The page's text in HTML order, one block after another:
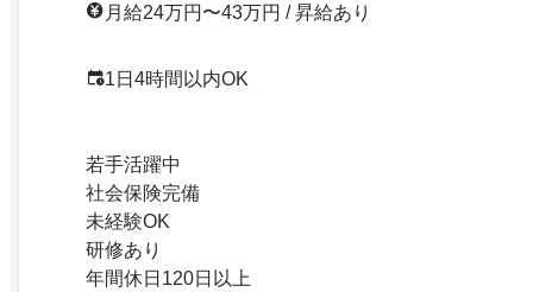
月給24万円〜43万円 / 昇給あり
1日4時間以内OK
若手活躍中
社会保険完備
未経験OK
研修あり
年間休日120日以上